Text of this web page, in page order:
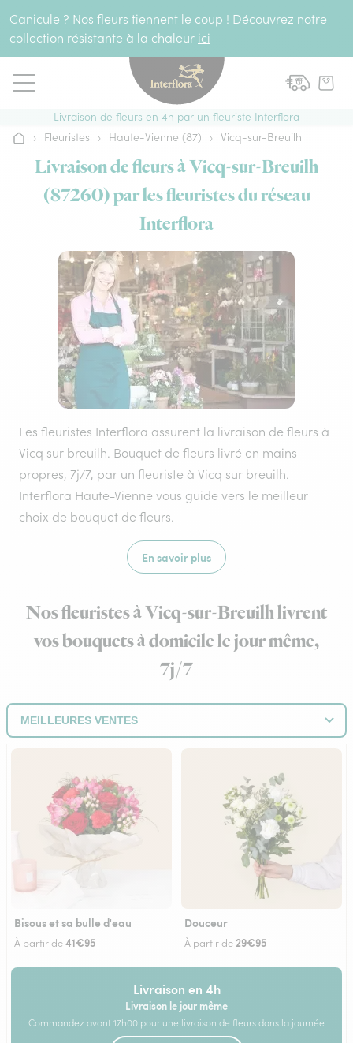
Canicule ? Nos fleurs tiennent le coup ! Découvrez notre
collection résistante à la chaleur ici
Livraison de fleurs en 4h par un fleuriste Interflora
Accueil
› Fleuristes › Haute-Vienne (87) › Vicq-sur-Breuilh
Livraison de fleurs à Vicq-sur-Breuilh
(87260) par les fleuristes du réseau
Interflora
Les fleuristes Interflora assurent la livraison de fleurs à
Vicq sur breuilh. Bouquet de fleurs livré en mains
propres, 7j/7, par un fleuriste à Vicq sur breuilh.
Interflora Haute-Vienne vous guide vers le meilleur
choix de bouquet de fleurs.
En savoir plus
Nos fleuristes à Vicq-sur-Breuilh livrent
vos bouquets à domicile le jour même,
7j/7
Bisous et sa bulle d'eau
À partir de41€95
Douceur
À partir de29€95
Livraison en 4h
Livraison le jour même
Commandez avant 17h00 pour une livraison de fleurs dans la journée